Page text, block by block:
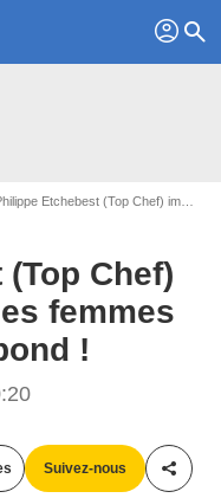
profil search
Etchebest (Top Chef) impressionné par les femmes dans le jury ? Il répond !
Chef)
femmes
!
Suivez-nous